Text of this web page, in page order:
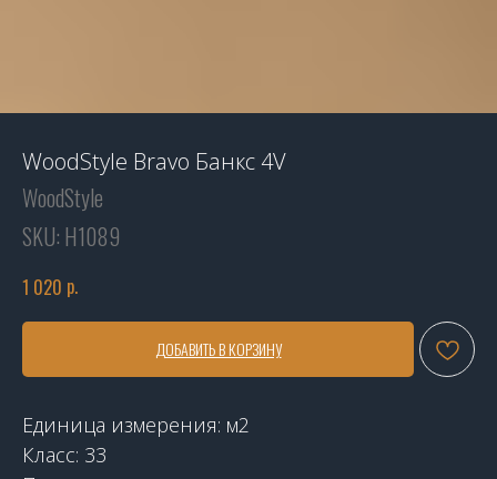
WoodStyle Bravo Банкс 4V
WoodStyle
SKU: H1089
1 020 р.
ДОБАВИТЬ В КОРЗИНУ
Единица измерения: м2
Класс: 33